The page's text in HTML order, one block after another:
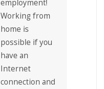
employment!
Working from
home is
possible if you
have an
Internet
connection and